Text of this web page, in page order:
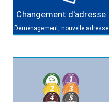
Changement d'adresse
Déménagement, nouvelle adresse